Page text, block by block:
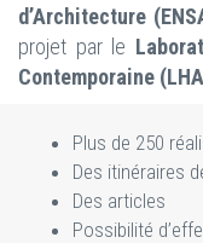
d’Architecture
projet par le
Contemporaine
Plus de 250
Des itinéraires
Des articles
Possibilité